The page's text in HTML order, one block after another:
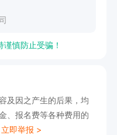
、人力资源管理等
表达以及深度倾听
工具，以及自媒体
慎防止受骗！
及因之产生的后果，均
、报名费等各种费用的
立即举报 >